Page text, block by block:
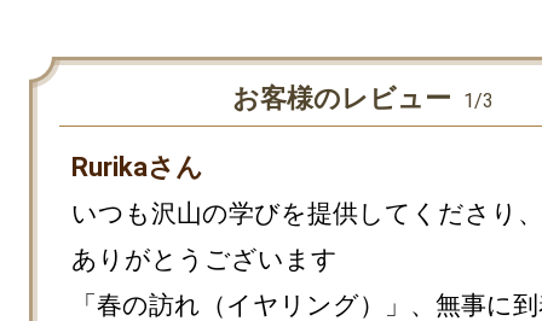
お客様のレビュー 1/3
Rurikaさん
いつも沢山の学びを提供してくださり、
ありがとうございます
「春の訪れ（イヤリング）」、無事に